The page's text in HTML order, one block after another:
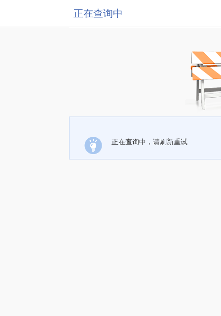
正在查询中
正在查询中，请刷新重试